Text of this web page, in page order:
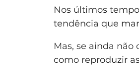
Nos últimos
tendência que
Mas, se ainda
como reproduzir